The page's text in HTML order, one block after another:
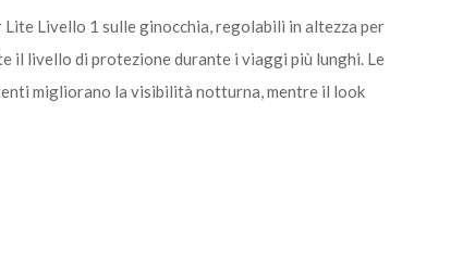
Livello 1 sulle ginocchia, regolabili in altezza per
il livello di protezione durante i viaggi più lunghi. Le
migliorano la visibilità notturna, mentre il look